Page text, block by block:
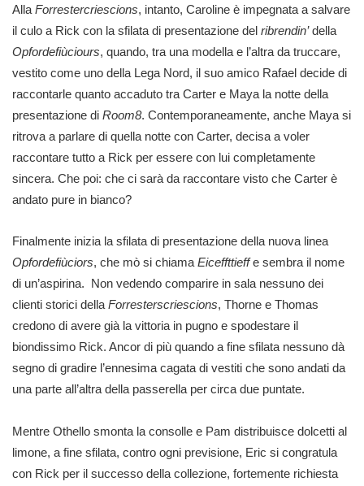
Alla Forrestercriescions, intanto, Caroline è impegnata a salvare
il culo a Rick con la sfilata di presentazione del ribrendin’della
Opfordefiùciours, quando, tra una modella e l’altra da truccare,
vestito come uno della Lega Nord, il suo amico Rafael decide di
raccontarle quanto accaduto tra Carter e Maya la notte della
presentazione di Room8. Contemporaneamente, anche Maya si
ritrova a parlare di quella notte con Carter, decisa a voler
raccontare tutto a Rick per essere con lui completamente
sincera. Che poi: che ci sarà da raccontare visto che Carter è
andato pure in bianco?
Finalmente inizia la sfilata di presentazione della nuova linea
Opfordefiùciors, che mò si chiama Eiceffttieffe sembra il nome
di un’aspirina. Non vedendo comparire in sala nessuno dei
clienti storici della Forresterscriescions, Thorne e Thomas
credono di avere già la vittoria in pugno e spodestare il
biondissimo Rick. Ancor di più quando a fine sfilata nessuno dà
segno di gradire l’ennesima cagata di vestiti che sono andati da
una parte all’altra della passerella per circa due puntate.
Mentre Othello smonta la consolle e Pam distribuisce dolcetti al
limone, a fine sfilata, contro ogni previsione, Eric si congratula
con Rick per il successo della collezione, fortemente richiesta